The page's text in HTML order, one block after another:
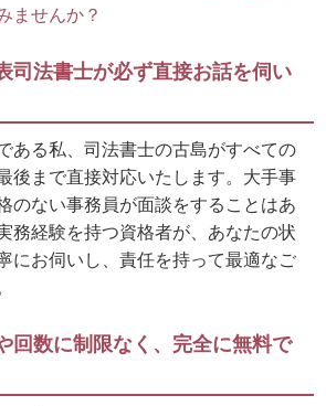
ませんか？
司法書士が必ず直接お話を伺い
ある私、司法書士の古島がすべての
後まで直接対応いたします。大手事
のない事務員が面談をすることはあ
務経験を持つ資格者が、あなたの状
にお伺いし、責任を持って最適なご
回数に制限なく、完全に無料で